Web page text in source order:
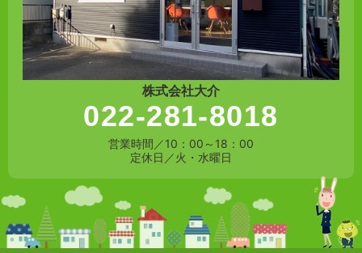
株式会社大介
022-281-8018
営業時間／10：00～18：00
定休日／火・水曜日